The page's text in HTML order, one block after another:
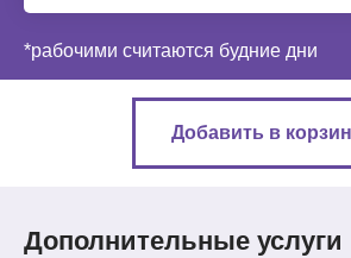
*рабочими считаются будние дни
Добавить в
Дополнительные услуги